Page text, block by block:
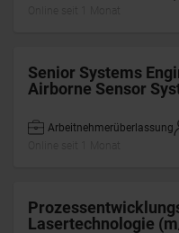
Senior Systems
Airborne Sensor
Arbeitnehmerüberlassung
Lasertechnologie